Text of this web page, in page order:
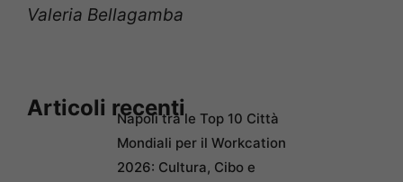
Valeria Bellagamba
Articoli recentiNapoli tra le Top 10 Città
Mondiali per il Workcation
2026: Cultura, Cibo e